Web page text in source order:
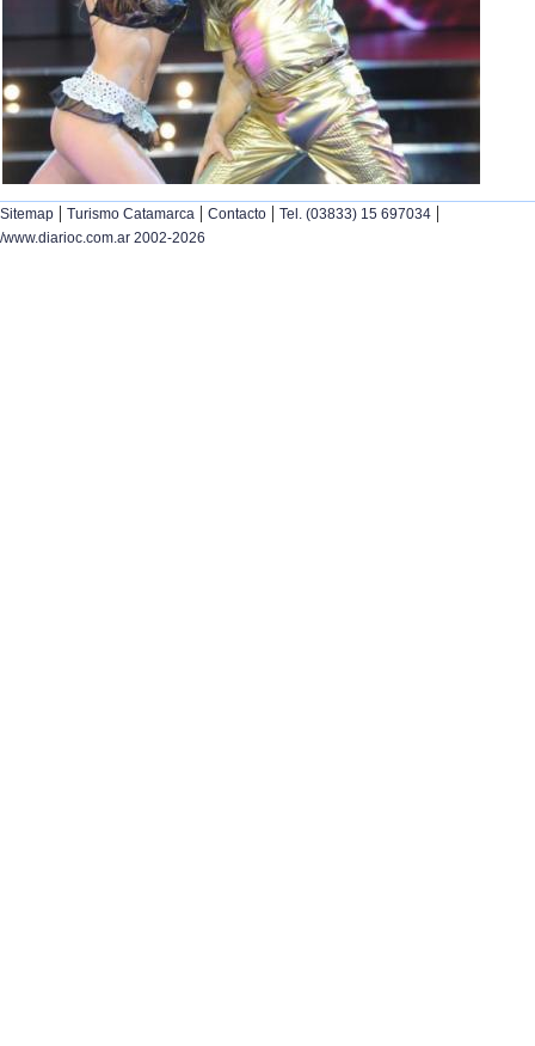
Sitemap | Turismo Catamarca | Contacto | Tel. (03833) 15 697034 |
/www.diarioc.com.ar 2002-2026